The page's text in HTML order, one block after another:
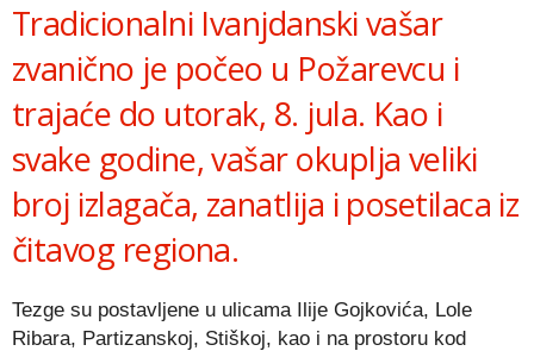
Tradicionalni Ivanjdanski vašar
zvanično je počeo u Požarevcu i
trajaće do utorak, 8. jula. Kao i
svake godine, vašar okuplja veliki
broj izlagača, zanatlija i posetilaca iz
čitavog regiona.
Tezge su postavljene u ulicama Ilije Gojkovića, Lole
Ribara, Partizanskoj, Stiškoj, kao i na prostoru kod